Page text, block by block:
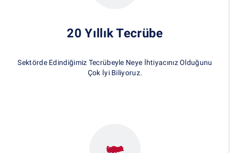
20 Yıllık Tecrübe
Sektörde Edindiğimiz Tecrübeyle Neye İhtiyacınız Olduğunu
Çok İyi Biliyoruz.